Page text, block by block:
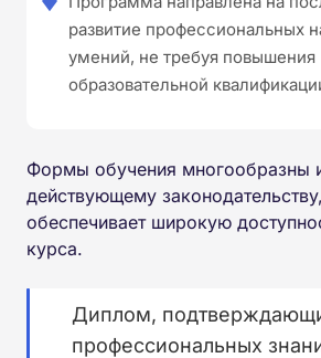
развитие профессиональных
умений, не требуя повышения
образовательной
Формы обучения многообразны
действующему
обеспечивает широкую
курса.
Диплом,
профессиональных